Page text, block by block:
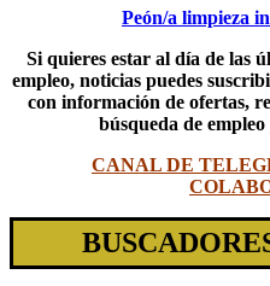
Peón/a limpieza
Si quieres estar al día de las
empleo, noticias puedes
con información de ofertas,
búsqueda de
CANAL DE